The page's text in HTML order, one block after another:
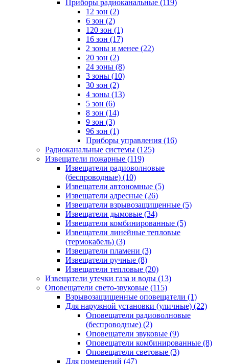
Приборы радиоканальные (119)
12 зон (2)
6 зон (2)
120 зон (1)
16 зон (17)
2 зоны и менее (22)
20 зон (2)
24 зоны (8)
3 зоны (10)
30 зон (2)
4 зоны (13)
5 зон (6)
8 зон (14)
9 зон (3)
96 зон (1)
Приборы управления (16)
Радиоканальные системы (125)
Извещатели пожарные (119)
Извещатели радиоволновые
(беспроводные) (10)
Извещатели автономные (5)
Извещатели адресные (26)
Извещатели взрывозащищенные (5)
Извещатели дымовые (34)
Извещатели комбинированные (5)
Извещатели линейные тепловые
(термокабель) (3)
Извещатели пламени (3)
Извещатели ручные (8)
Извещатели тепловые (20)
Извещатели утечки газа и воды (13)
Оповещатели свето-звуковые (115)
Взрывозащищенные оповещатели (1)
Для наружной установки (уличные) (22)
Оповещатели радиоволновые
(беспроводные) (2)
Оповещатели звуковые (9)
Оповещатели комбинированные (8)
Оповещатели световые (3)
Для помещений (47)